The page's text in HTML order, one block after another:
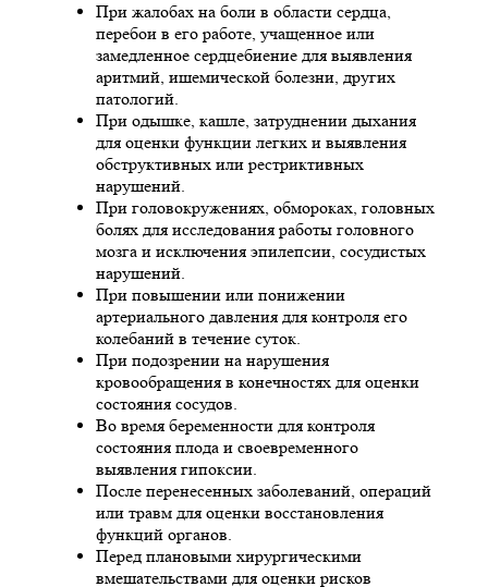
При жалобах на боли в области сердца,
перебои в его работе, учащенное или
замедленное сердцебиение для выявления
аритмий, ишемической болезни, других
патологий.
При одышке, кашле, затруднении дыхания
для оценки функции легких и выявления
обструктивных или рестриктивных
нарушений.
При головокружениях, обмороках, головных
болях для исследования работы головного
мозга и исключения эпилепсии, сосудистых
нарушений.
При повышении или понижении
артериального давления для контроля его
колебаний в течение суток.
При подозрении на нарушения
кровообращения в конечностях для оценки
состояния сосудов.
Во время беременности для контроля
состояния плода и своевременного
выявления гипоксии.
После перенесенных заболеваний, операций
или травм для оценки восстановления
функций органов.
Перед плановыми хирургическими
вмешательствами для оценки рисков